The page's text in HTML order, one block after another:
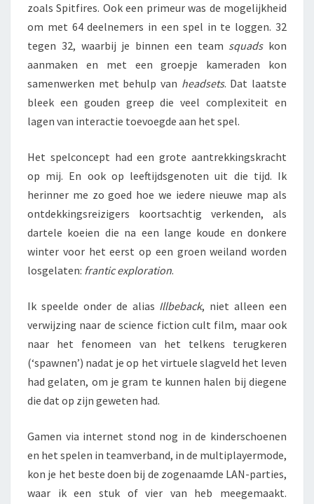
zoals Spitfires. Ook een primeur was de mogelijkheid
om met 64 deelnemers in een spel in te loggen. 32
tegen 32, waarbij je binnen een team squadskon
aanmaken en met een groepje kameraden kon
samenwerken met behulp van headsets. Dat laatste
bleek een gouden greep die veel complexiteit en
lagen van interactie toevoegde aan het spel.
Het spelconcept had een grote aantrekkingskracht
op mij. En ook op leeftijdsgenoten uit die tijd. Ik
herinner me zo goed hoe we iedere nieuwe map als
ontdekkingsreizigers koortsachtig verkenden, als
dartele koeien die na een lange koude en donkere
winter voor het eerst op een groen weiland worden
losgelaten: frantic exploration.
Ik speelde onder de alias Illbeback, niet alleen een
verwijzing naar de science fiction cult film, maar ook
naar het fenomeen van het telkens terugkeren
(‘spawnen’) nadat je op het virtuele slagveld het leven
had gelaten, om je gram te kunnen halen bij diegene
die dat op zijn geweten had.
Gamen via internet stond nog in de kinderschoenen
en het spelen in teamverband, in de multiplayermode,
kon je het beste doen bij de zogenaamde LAN-parties,
waar ik een stuk of vier van heb meegemaakt.